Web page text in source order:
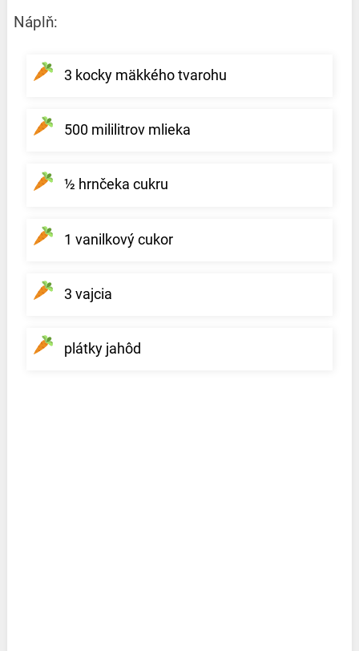
Náplň:
3 kocky mäkkého tvarohu
500 mililitrov mlieka
½ hrnčeka cukru
1 vanilkový cukor
3 vajcia
plátky jahôd